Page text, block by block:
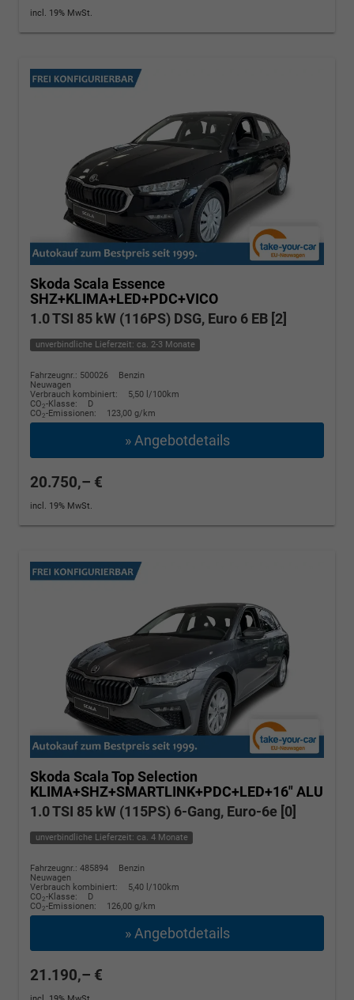
incl. 19% MwSt.
Skoda Scala Essence
SHZ+KLIMA+LED+PDC+VICO
1.0 TSI 85 kW (116PS) DSG, Euro 6 EB [2]
unverbindliche Lieferzeit: ca. 2-3 Monate
Fahrzeugnr.: 500026
Benzin
Neuwagen
Verbrauch kombiniert:
5,50 l/100km
CO2-Klasse:
D
CO2-Emissionen: 123,00 g/km
» Angebotdetails
20.750,– €
incl. 19% MwSt.
Skoda ScalaTop Selection
KLIMA+SHZ+SMARTLINK+PDC+LED+16" ALU
1.0 TSI 85 kW (115PS) 6-Gang, Euro-6e [0]
unverbindliche Lieferzeit: ca. 4 Monate
Fahrzeugnr.: 485894
Benzin
Neuwagen
Verbrauch kombiniert:
5,40 l/100km
CO2-Klasse:
D
CO2-Emissionen: 126,00 g/km
» Angebotdetails
21.190,– €